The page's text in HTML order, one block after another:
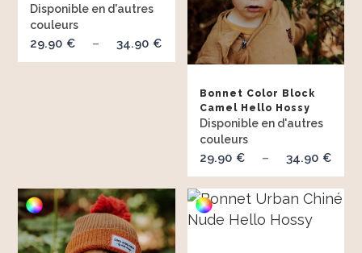
29.90 € – 34.90 €
Plage
de
29.90 €
34.90 €
Bonnet Color Block
Camel Hello Hossy
29.90 € – 34.90 €
de